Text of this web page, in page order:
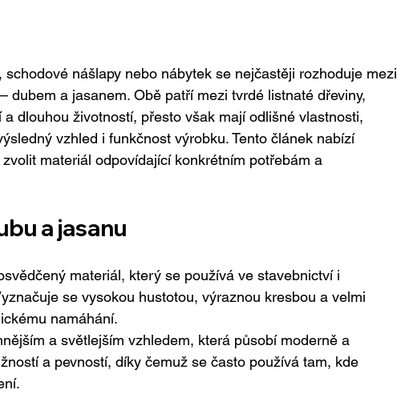
schodové nášlapy nebo nábytek se nejčastěji rozhoduje mezi
dubem a jasanem. Obě patří mezi tvrdé listnaté dřeviny,
dlouhou životností, přesto však mají odlišné vlastnosti,
vzhled i funkčnost výrobku. Tento článek nabízí
materiál odpovídající konkrétním potřebám a
a jasanu
materiál, který se používá ve stavebnictví i
se vysokou hustotou, výraznou kresbou a velmi
namáhání.
a světlejším vzhledem, která působí moderně a
a pevností, díky čemuž se často používá tam, kde